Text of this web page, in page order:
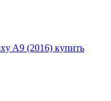
A9 (2016) купить